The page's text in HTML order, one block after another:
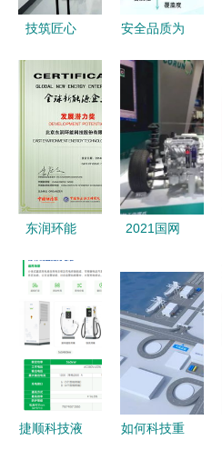
技筑匠心
厦钨新能选
手在厦门市
新能源质检
技能竞赛中
斩获多项荣
安全品质为
产品获颁
nesta六维
电安全证
书，新能源
技术服务引
领行业新标
东润环能
能源企业发
展潜力奖，
引领绿色技
术创新
2021国网
览会暨第六
届中国（杭
州）国际电
动车博览会
新能源技术
服务的产业
捷顺科技液
如何科技重